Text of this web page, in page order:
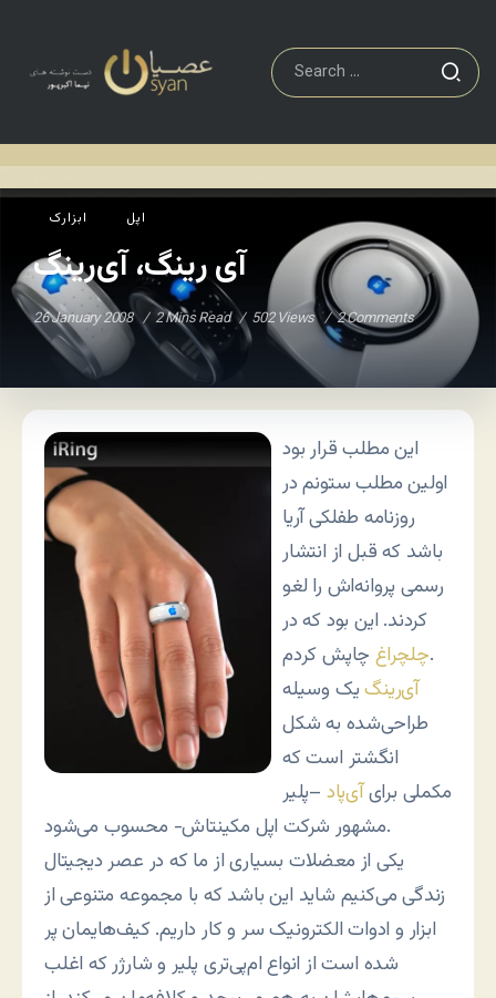
ابزارک اپل
آی رینگ، آی‌رینگ
26 January 2008 2 Mins Read 502 Views 2 Comments
این مطلب قرار بود
اولین مطلب ستونم در
روزنامه طفلکی آریا
باشد که قبل از انتشار
رسمی پروانه‌اش را لغو
کردند. این بود که در
چلچراغچاپش کردم.
آی‌رینگیک وسیله
طراحی‌شده به شکل
انگشتر است که
مکملی برایآی‌پاد –پلیر
مشهور شرکت اپل مکینتاش- محسوب می‌شود.
یکی از معضلات بسیاری از ما که در عصر دیجیتال
زندگی می‌کنیم شاید این باشد که با مجموعه متنوعی از
ابزار و ادوات الکترونیک سر و کار داریم. کیف‌هایمان پر
شده است از انواع ام‌پی‌تری پلیر و شارژر که اغلب